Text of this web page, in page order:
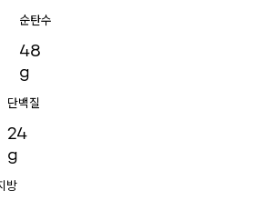
순탄수
48
g
단백질
24
g
방